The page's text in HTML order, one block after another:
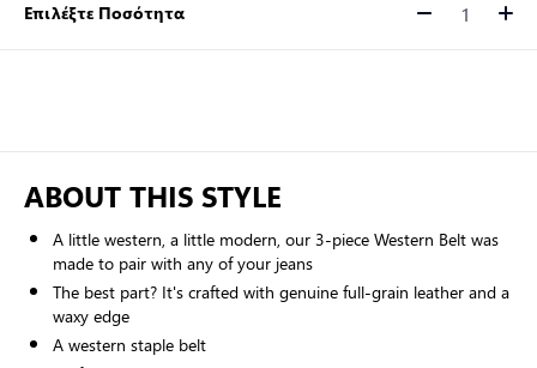
Επιλέξτε Ποσότητα Ποσότητα
ABOUT THIS STYLE
A little western, a little modern, our 3-piece Western Belt was
made to pair with any of your jeans
The best part? It's crafted with genuine full-grain leather and a
waxy edge
A western staple belt